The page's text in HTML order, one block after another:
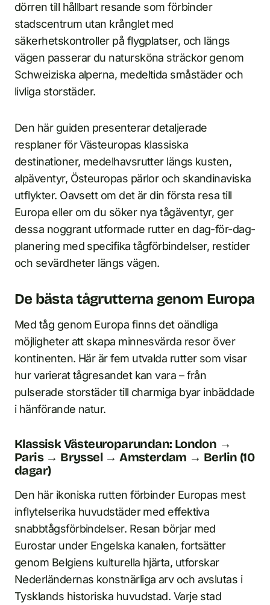
dörren till hållbart resande som förbinder
stadscentrum utan krånglet med
säkerhetskontroller på flygplatser, och längs
vägen passerar du natursköna sträckor genom
Schweiziska alperna, medeltida småstäder och
livliga storstäder.
Den här guiden presenterar detaljerade
resplaner för Västeuropas klassiska
destinationer, medelhavsrutter längs kusten,
alpäventyr, Östeuropas pärlor och skandinaviska
utflykter. Oavsett om det är din första resa till
Europa eller om du söker nya tågäventyr, ger
dessa noggrant utformade rutter en dag-för-dag-
planering med specifika tågförbindelser, restider
och sevärdheter längs vägen.
De bästa tågrutterna genom Europa
Med tåg genom Europa finns det oändliga
möjligheter att skapa minnesvärda resor över
kontinenten. Här är fem utvalda rutter som visar
hur varierat tågresandet kan vara – från
pulserade storstäder till charmiga byar inbäddade
i hänförande natur.
Klassisk Västeuroparundan: London →
Paris → Bryssel → Amsterdam → Berlin (10
dagar)
Den här ikoniska rutten förbinder Europas mest
inflytelserika huvudstäder med effektiva
snabbtågsförbindelser. Resan börjar med
Eurostar under Engelska kanalen, fortsätter
genom Belgiens kulturella hjärta, utforskar
Nederländernas konstnärliga arv och avslutas i
Tysklands historiska huvudstad. Varje stad